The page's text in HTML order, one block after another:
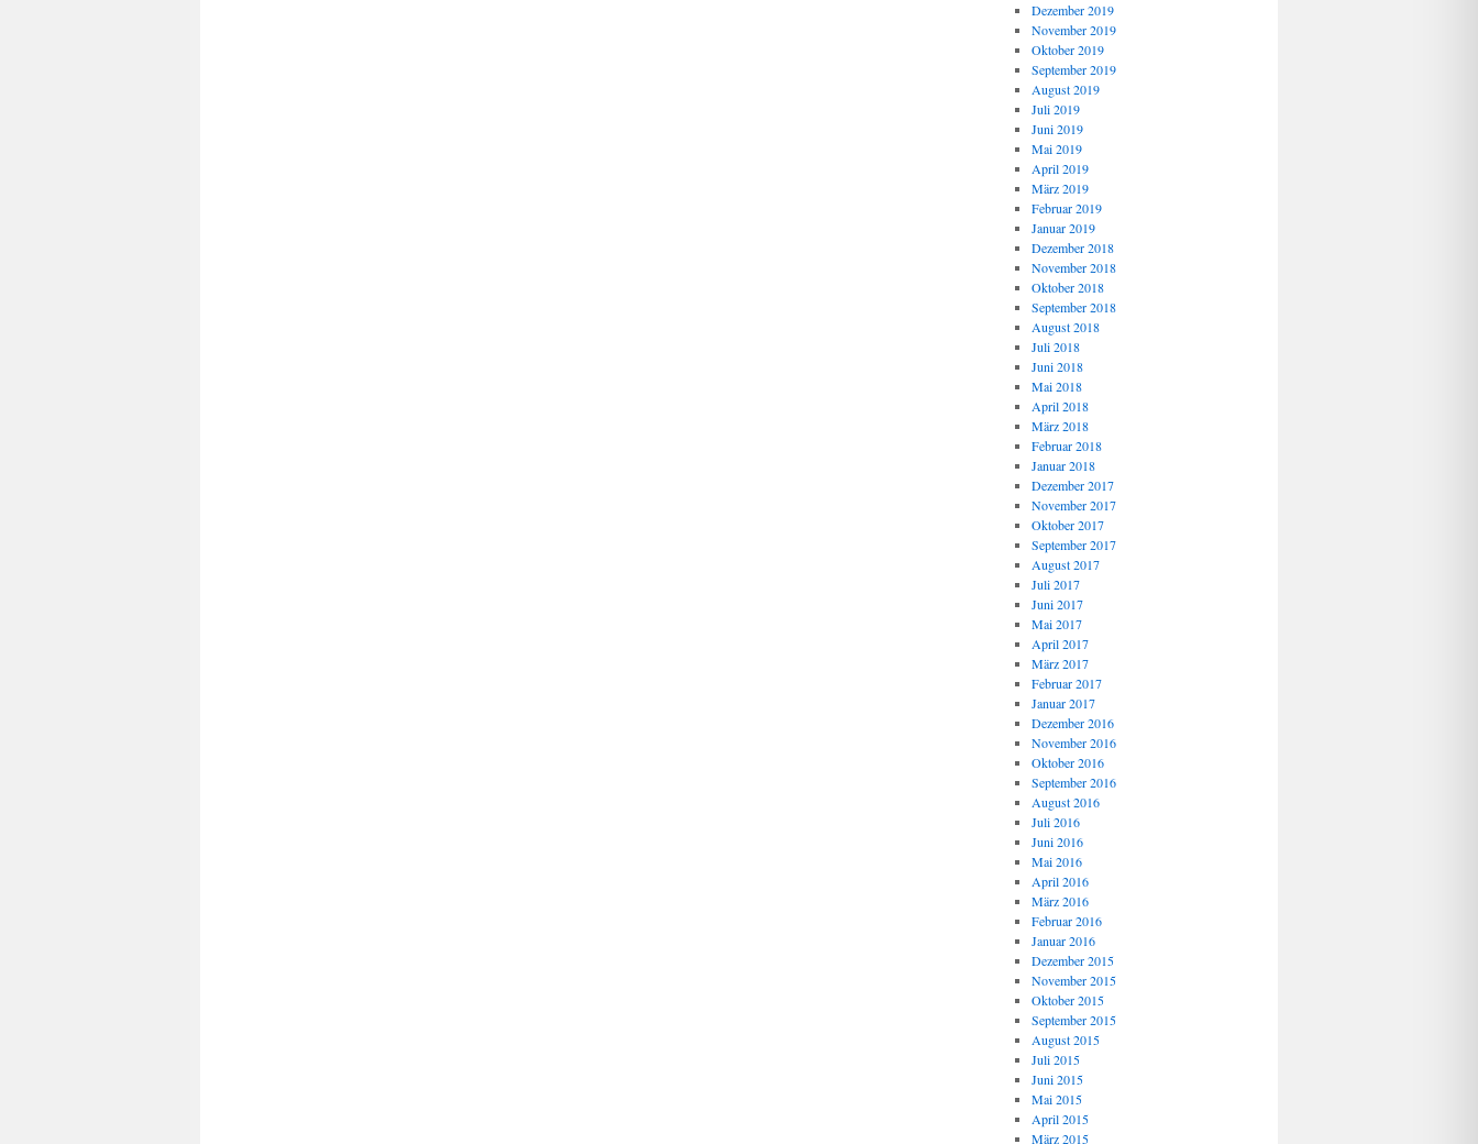
Dezember 2019
November 2019
Oktober 2019
September 2019
August 2019
Juli 2019
Juni 2019
Mai 2019
April 2019
März 2019
Februar 2019
Januar 2019
Dezember 2018
November 2018
Oktober 2018
September 2018
August 2018
Juli 2018
Juni 2018
Mai 2018
April 2018
März 2018
Februar 2018
Januar 2018
Dezember 2017
November 2017
Oktober 2017
September 2017
August 2017
Juli 2017
Juni 2017
Mai 2017
April 2017
März 2017
Februar 2017
Januar 2017
Dezember 2016
November 2016
Oktober 2016
September 2016
August 2016
Juli 2016
Juni 2016
Mai 2016
April 2016
März 2016
Februar 2016
Januar 2016
Dezember 2015
November 2015
Oktober 2015
September 2015
August 2015
Juli 2015
Juni 2015
Mai 2015
April 2015
März 2015